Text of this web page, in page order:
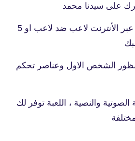
على سيدنا محمد
لعبة متعددت الاعبين عبر الأنترنت لاعب ضد لاعب او 5
الشخص الاول وعناصر تحكم
الصوتية والنصية ، اللعبة توفر لك